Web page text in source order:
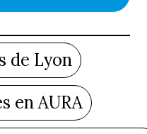
de Lyon
en AURA